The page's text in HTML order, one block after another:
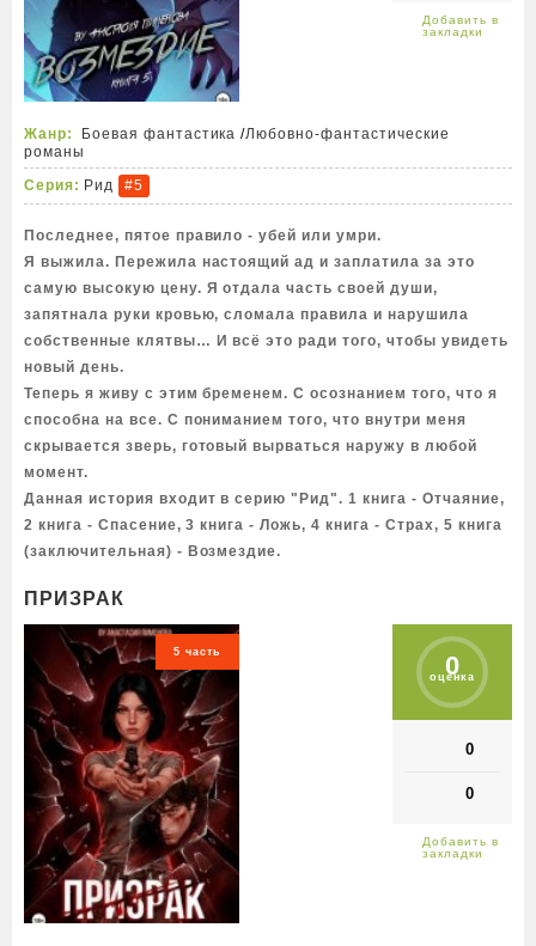
Жанр: Боевая фантастика /Любовно-фантастические
романы
Серия: Рид #5
Последнее, пятое правило - убей или умри.
Я выжила. Пережила настоящий ад и заплатила за это
самую высокую цену. Я отдала часть своей души,
запятнала руки кровью, сломала правила и нарушила
собственные клятвы… И всё это ради того, чтобы увидеть
новый день.
Теперь я живу с этим бременем. С осознанием того, что я
способна на все. С пониманием того, что внутри меня
скрывается зверь, готовый вырваться наружу в любой
момент.
Данная история входит в серию "Рид". 1 книга - Отчаяние,
2 книга - Спасение, 3 книга - Ложь, 4 книга - Страх, 5 книга
(заключительная) - Возмездие.
ПРИЗРАК
5 часть 0
оценка
0
0